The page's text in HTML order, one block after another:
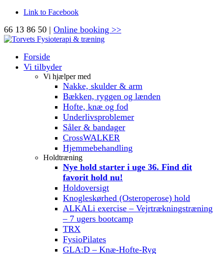
Link to Facebook
66 13 86 50 | Online booking >>
Forside
Vi tilbyder
Vi hjælper med
Nakke, skulder & arm
Bækken, ryggen og lænden
Hofte, knæ og fod
Underlivsproblemer
Såler & bandager
CrossWALKER
Hjemmebehandling
Holdtræning
Nye hold starter i uge 36. Find dit
favorit hold nu!
Holdoversigt
Knogleskørhed (Osteroperose) hold
ALKALi exercise – Vejrtrækningstræning
– 7 ugers bootcamp
TRX
FysioPilates
GLA:D – Knæ-Hofte-Ryg